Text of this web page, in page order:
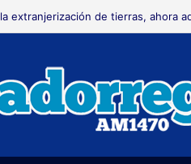
extranjerización de tierras, ahora